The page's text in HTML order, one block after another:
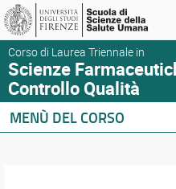
Corso di Laurea Triennale in
Scienze
Controllo Qualità
MENÙ DEL CORSO